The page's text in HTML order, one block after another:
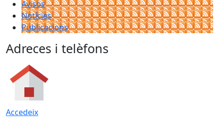
Avisos
Notícies
Publicacions
Adreces i telèfons
Accedeix